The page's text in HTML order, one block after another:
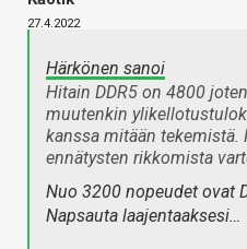
27.4.2022
Härkönen sanoi
Hitain DDR5 on 4800
muutenkin
kanssa mitään tekemistä.
ennätysten rikkomista
Nuo 3200 nopeudet ovat
Napsauta laajentaaksesi…